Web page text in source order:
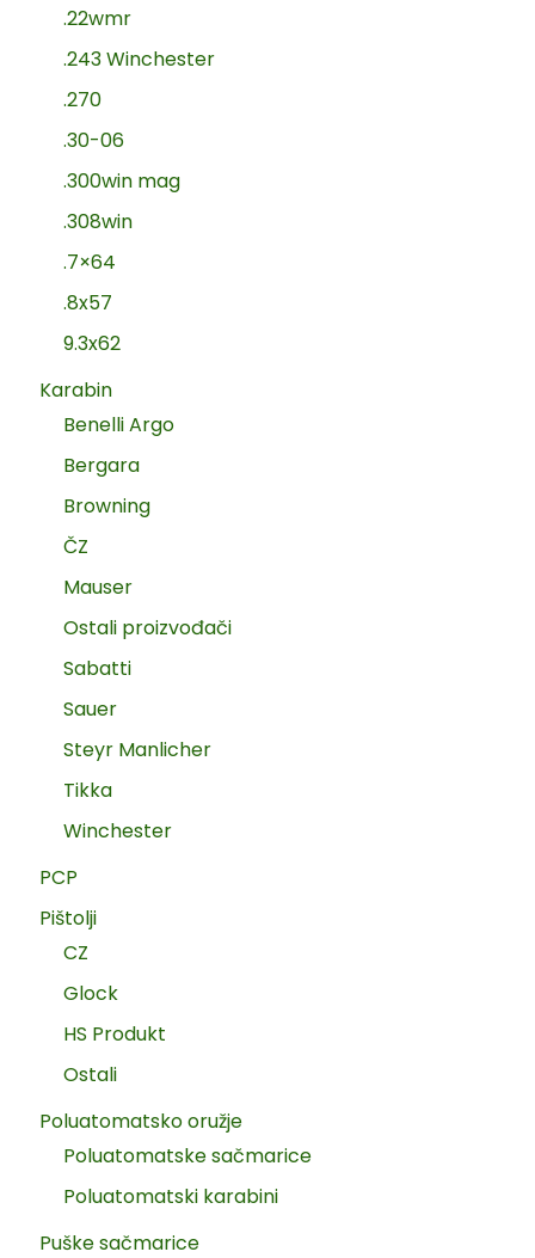
.22wmr
.243 Winchester
.270
.30-06
.300win mag
.308win
.7×64
.8x57
9.3x62
Karabin
Benelli Argo
Bergara
Browning
ČZ
Mauser
Ostali proizvođači
Sabatti
Sauer
Steyr Manlicher
Tikka
Winchester
PCP
Pištolji
CZ
Glock
HS Produkt
Ostali
Poluatomatsko oružje
Poluatomatske sačmarice
Poluatomatski karabini
Puške sačmarice